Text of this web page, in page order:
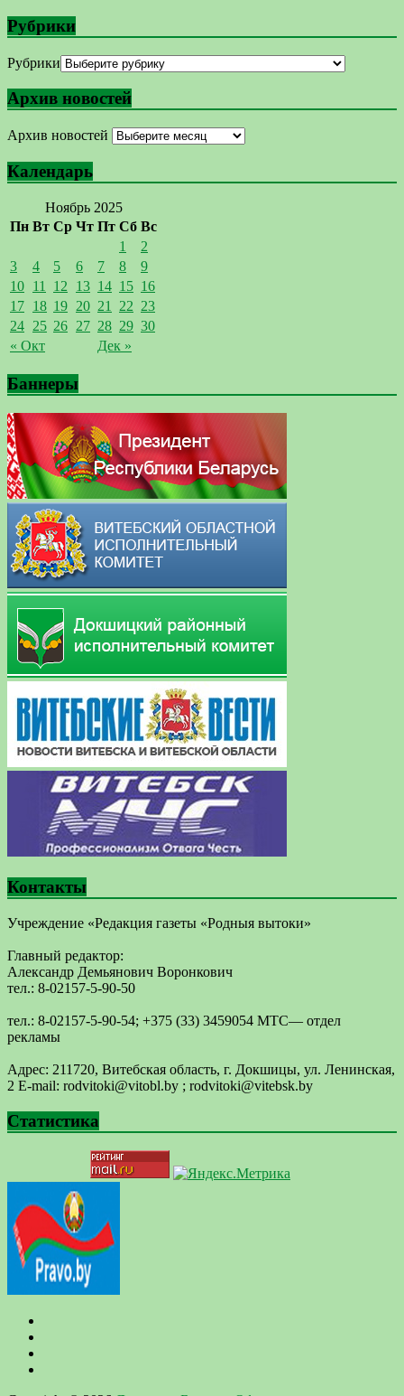
Рубрики
Рубрики
Архив новостей
Архив новостей
Календарь
Ноябрь 2025
Пн Вт Ср Чт Пт Сб Вс
« Окт Дек »
1
2
3
4 5 6 7 8
9
10 11 12 13 14 15 16
17 18 19 20 21 22 23
24 25 26 27 28 29 30
Баннеры
Контакты
Учреждение «Редакция газеты «Родныя вытоки»
Главный редактор:
Александр Демьянович Воронкович
тел.: 8-02157-5-90-50
тел.: 8-02157-5-90-54; +375 (33) 3459054 МТС— отдел
рекламы
Адрес: 211720, Витебская область, г. Докшицы, ул. Ленинская,
2 E-mail: ​rodvitoki@​​vitobl​.by ; rodvitoki@vitebsk.by
Статистика